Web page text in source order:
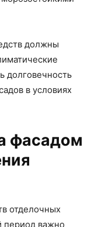
должны
долговечность
в условиях
фасадом
отделочных
период важно